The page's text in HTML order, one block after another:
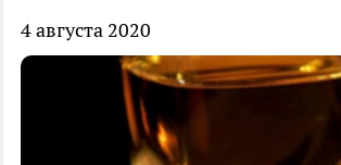
4 августа 2020